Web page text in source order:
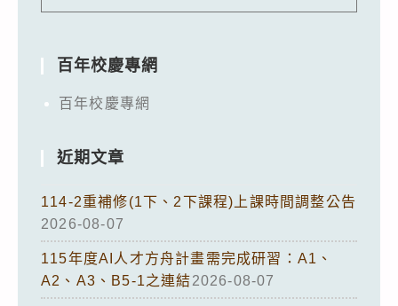
百年校慶專網
百年校慶專網
近期文章
114-2重補修(1下、2下課程)上課時間調整公告
2026-08-07
115年度AI人才方舟計畫需完成研習：A1、
A2、A3、B5-1之連結2026-08-07